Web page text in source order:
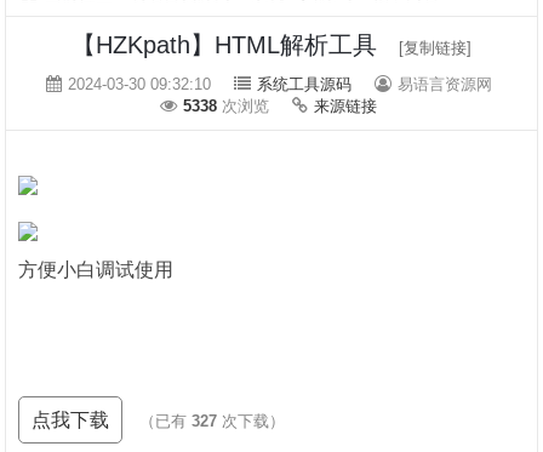
【HZKpath】HTML解析工具
[复制链接]
2024-03-30 09:32:10
系统工具源码
易语言资源网
5338 次浏览 来源链接
方便小白调试使用
点我下载 （已有327 次下载）